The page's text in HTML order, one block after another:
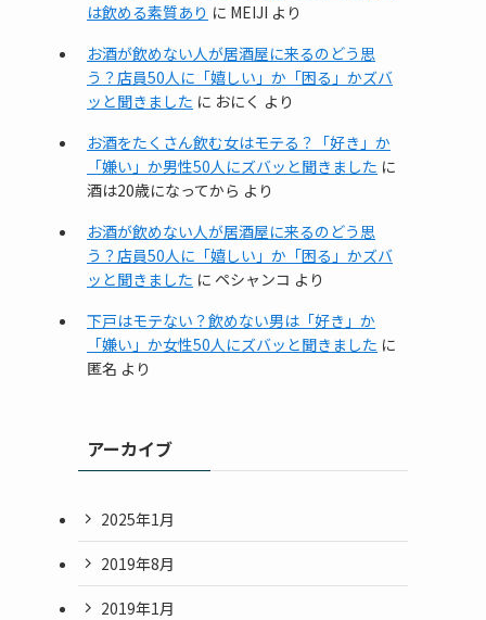
は飲める素質あり に MEIJI より
お酒が飲めない人が居酒屋に来るのどう思
う？店員50人に「嬉しい」か「困る」かズバ
ッと聞きました に おにく より
お酒をたくさん飲む女はモテる？「好き」か
「嫌い」か男性50人にズバッと聞きました に
酒は20歳になってから より
お酒が飲めない人が居酒屋に来るのどう思
う？店員50人に「嬉しい」か「困る」かズバ
ッと聞きました に ペシャンコ より
下戸はモテない？飲めない男は「好き」か
「嫌い」か女性50人にズバッと聞きました に
匿名 より
アーカイブ
2025年1月
2019年8月
2019年1月